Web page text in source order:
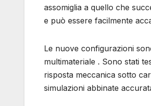
assomiglia a quello che
e può essere facilmente
Le nuove configurazioni
multimateriale . Sono stati
risposta meccanica sotto
simulazioni abbinate